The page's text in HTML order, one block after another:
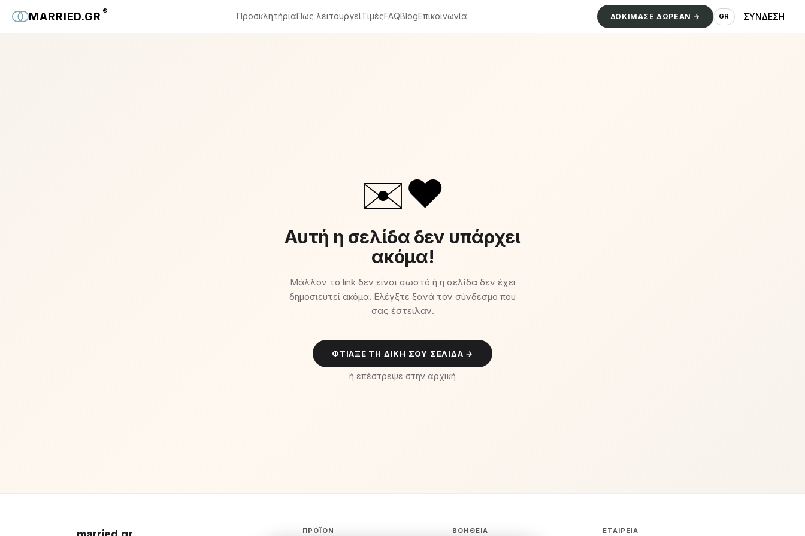
MARRIED.GR ® ΠροσκλητήριαΠως λειτουργείΤιμέςFAQBlogΕπικοινωνία ΔΟΚΙΜΑΣΕ ΔΩΡΕΑΝ → GR ΣΥΝΔΕΣΗ
✉️❤️
Αυτή η σελίδα δεν υπάρχει
ακόμα!
Μάλλον το link δεν είναι σωστό ή η σελίδα δεν έχει
δημοσιευτεί ακόμα. Ελέγξτε ξανά τον σύνδεσμο που
σας έστειλαν.
ΦΤΙΆΞΕ ΤΗ ΔΙΚΉ ΣΟΥ ΣΕΛΊΔΑ →
ή επέστρεψε στην αρχική
ΠΡΟΪΌΝ ΒΟΉΘΕΙΑ ΕΤΑΙΡΕΊΑ